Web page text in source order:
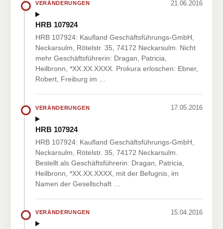
VERÄNDERUNGEN 21.06.2016
HRB 107924
HRB 107924: Kaufland Geschäftsführungs-GmbH,
Neckarsulm, Rötelstr. 35, 74172 Neckarsulm. Nicht
mehr Geschäftsführerin: Dragan, Patricia,
Heilbronn, *XX.XX.XXXX. Prokura erloschen: Ebner,
Robert, Freiburg im …
VERÄNDERUNGEN 17.05.2016
HRB 107924
HRB 107924: Kaufland Geschäftsführungs-GmbH,
Neckarsulm, Rötelstr. 35, 74172 Neckarsulm.
Bestellt als Geschäftsführerin: Dragan, Patricia,
Heilbronn, *XX.XX.XXXX, mit der Befugnis, im
Namen der Gesellschaft …
VERÄNDERUNGEN 15.04.2016